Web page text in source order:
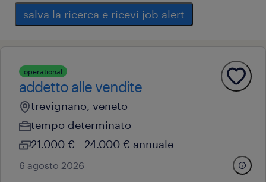
salva la ricerca e ricevi job alert
operational
addetto alle vendite
trevignano, veneto
tempo determinato
21.000 € - 24.000 € annuale
6 agosto 2026